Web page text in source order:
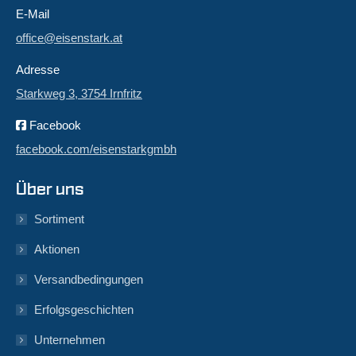
E-Mail
office@eisenstark.at
Adresse
Starkweg 3, 3754 Irnfritz
Facebook
facebook.com/eisenstarkgmbh
Über uns
Sortiment
Aktionen
Versandbedingungen
Erfolgsgeschichten
Unternehmen